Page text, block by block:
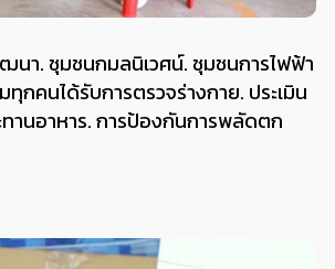
นา. ชุมชนกมลนิเวศน์. ชุมชนการไฟฟ้า
กคนได้รับการตรวจร่างกาย. ประเมิน
ทานอาหาร. การป้องกันการพลัดตก